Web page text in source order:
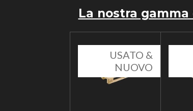
La nostra
USATO &
NUOVO